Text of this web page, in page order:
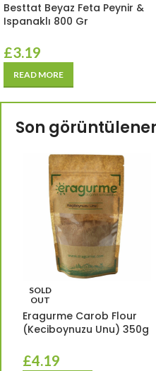
Besttat Beyaz Feta Peynir &
Ispanaklı 800 Gr
£3.19
READ MORE
Son
SOLD
OUT
Eragurme Carob Flour
(Keciboynuzu Unu) 350g
£4.19